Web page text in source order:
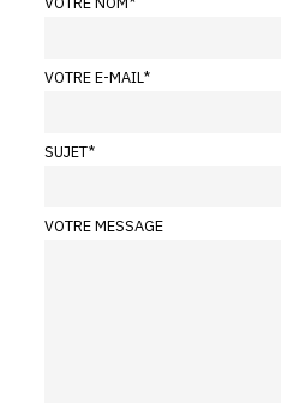
VOTRE E-MAIL*
SUJET*
VOTRE MESSAGE